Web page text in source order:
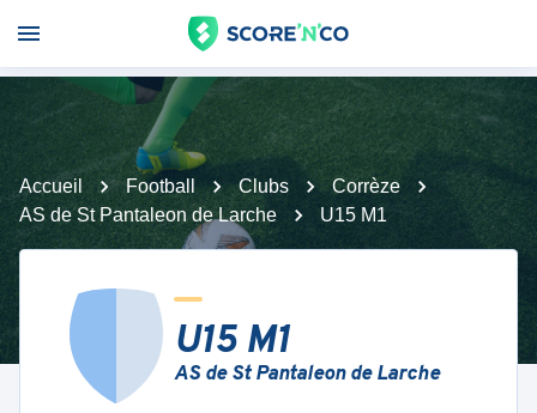
Accueil Football Clubs
Corrèze
AS de St Pantaleon de Larche
U15 M1
U15 M1
AS de St Pantaleon de Larche